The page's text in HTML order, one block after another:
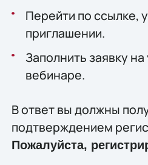
Перейти по ссылке,
приглашении.
Заполнить заявку на
вебинаре.
В ответ вы должны
подтверждением
Пожалуйста,